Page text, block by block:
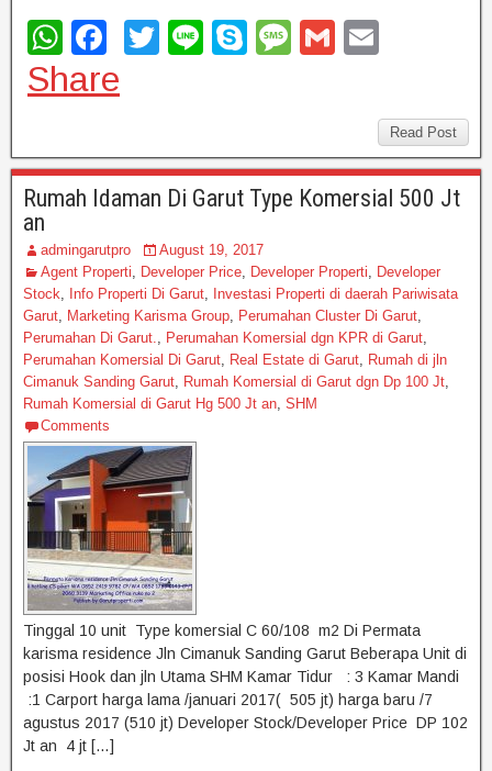
W
h
at
A
p
p
F
a
c
b
o
o
k
T
Li
S
M
g
e
G
Share
Read Post
Rumah Idaman Di Garut Type Komersial 500 Jt
an
admingarutpro
August 19, 2017
Agent Properti
Developer Price Developer Properti
Developer
Stock
Info Properti Di Garut
Investasi Properti di daerah Pariwisata
Garut
Marketing Karisma Group Perumahan Cluster Di Garut
Perumahan Di Garut.
Perumahan Komersial dgn KPR di Garut
Perumahan Komersial Di Garut
Real Estate di Garut
Rumah di jln
Cimanuk Sanding Garut
Rumah Komersial di Garut dgn Dp 100 Jt
Rumah Komersial di Garut Hg 500 Jt an SHM
Comments
Tinggal 10 unit Type komersial C 60/108 m2 Di Permata
karisma residence Jln Cimanuk Sanding Garut Beberapa Unit di
posisi Hook dan jln Utama SHM Kamar Tidur : 3 Kamar Mandi
:1 Carport harga lama /januari 2017( 505 jt) harga baru /7
agustus 2017 (510 jt) Developer Stock/Developer Price DP 102
Jt an 4 jt […]